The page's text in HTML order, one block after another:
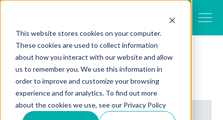
This website stores cookies on your computer.
These cookies are used to collect information
about how you interact with our website and allow
us to remember you. We use this information in
order to improve and customize your browsing
experience and for analytics. To find out more
about the cookies we use, see our Privacy Policy